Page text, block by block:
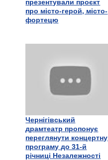
презентували проєкт
про місто-герой, місто-
фортецю
Чернігівський
драмтеатр пропонує
переглянути концертну
програму до 31-й
річниці Незалежності